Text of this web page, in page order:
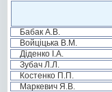
Бабак А.В.
Войціцька В.М.
Діденко І.А.
Зубач Л.Л.
Костенко П.П.
Маркевич Я.В.